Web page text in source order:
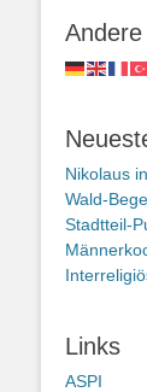
Nikolaus
Wald-
Stadtteil-
Links
ASPI